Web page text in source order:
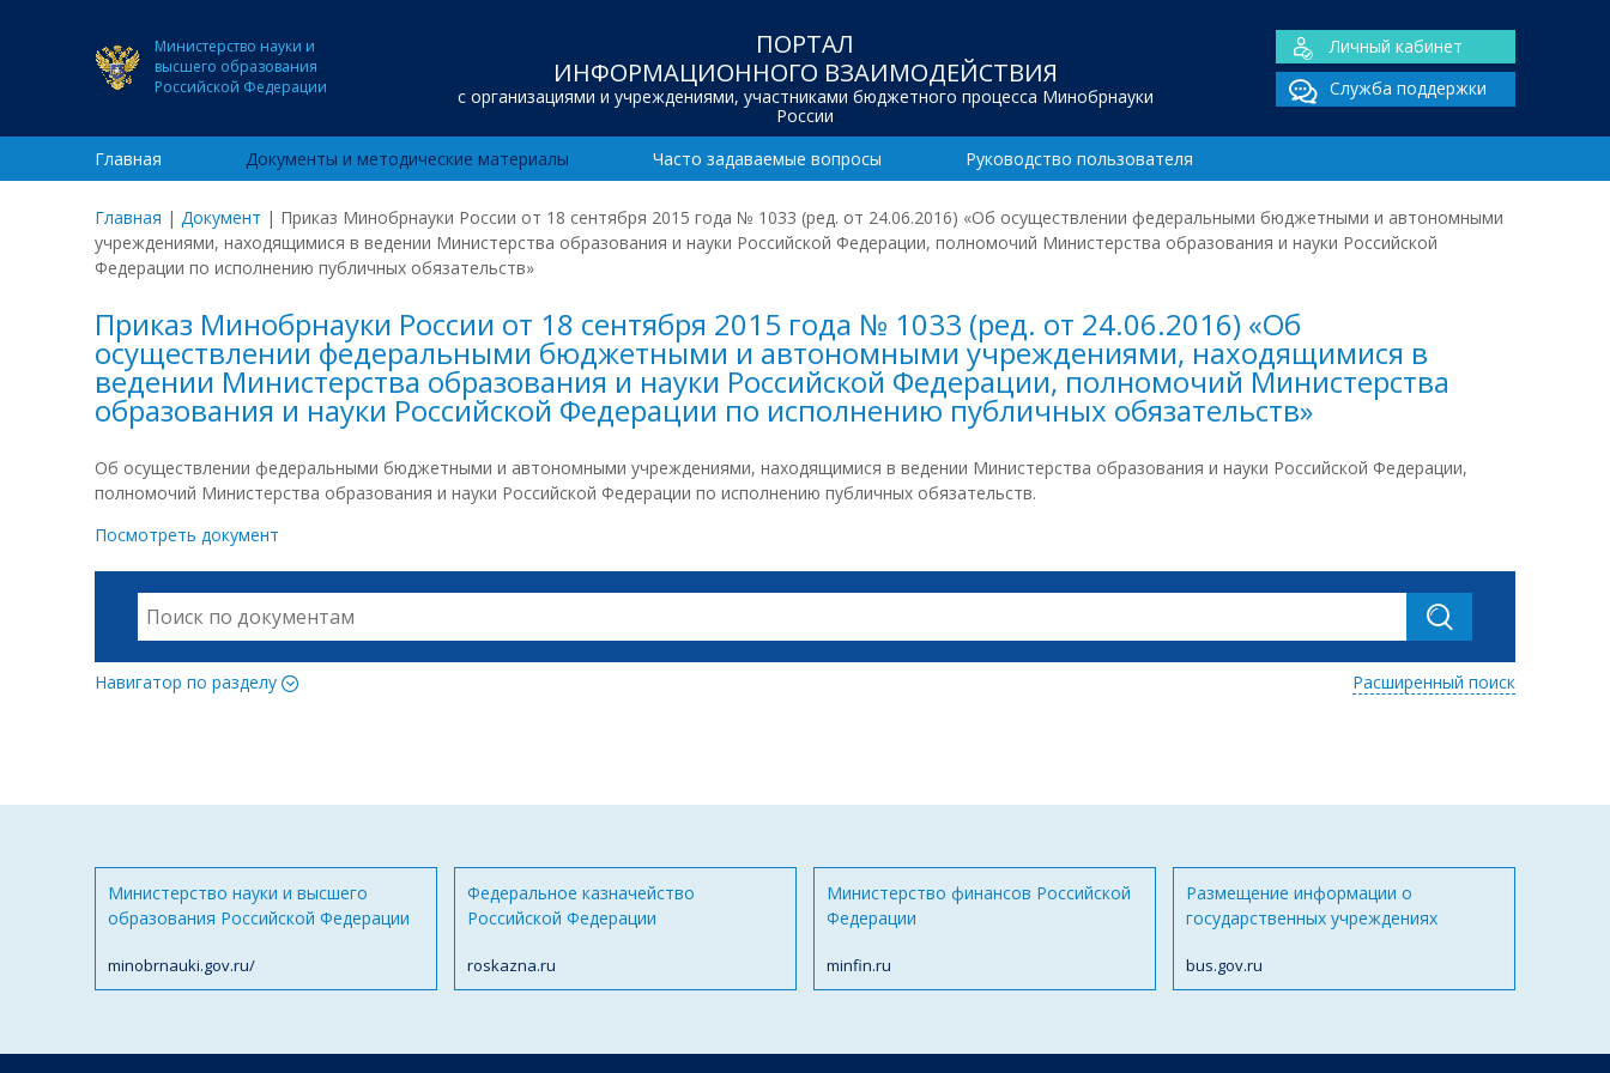
Министерство науки и
высшего образования
Российской Федерации
ПОРТАЛ
ИНФОРМАЦИОННОГО ВЗАИМОДЕЙСТВИЯ
с организациями и учреждениями, участниками бюджетного процесса Минобрнауки
России
Личный кабинет
Служба поддержки
Главная Документы и методические материалы Часто задаваемые вопросы Руководство пользователя
Главная | Документ | Приказ Минобрнауки России от 18 сентября 2015 года № 1033 (ред. от 24.06.2016) «Об осуществлении федеральными бюджетными и автономными
учреждениями, находящимися в ведении Министерства образования и науки Российской Федерации, полномочий Министерства образования и науки Российской
Федерации по исполнению публичных обязательств»
Приказ Минобрнауки России от 18 сентября 2015 года № 1033 (ред. от 24.06.2016) «Об
осуществлении федеральными бюджетными и автономными учреждениями, находящимися в
ведении Министерства образования и науки Российской Федерации, полномочий Министерства
образования и науки Российской Федерации по исполнению публичных обязательств»
Об осуществлении федеральными бюджетными и автономными учреждениями, находящимися в ведении Министерства образования и науки Российской Федерации,
полномочий Министерства образования и науки Российской Федерации по исполнению публичных обязательств.
Посмотреть документ
Навигатор по разделу Расширенный поиск
Министерство науки и высшего
образования Российской Федерации
minobrnauki.gov.ru/
Федеральное казначейство
Российской Федерации
roskazna.ru
Министерство финансов Российской
Федерации
minfin.ru
Размещение информации о
государственных учреждениях
bus.gov.ru